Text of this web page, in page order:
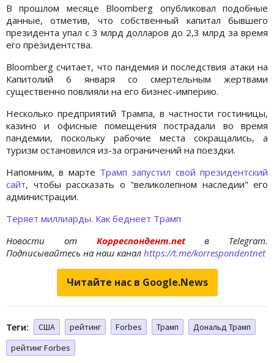
В прошлом месяце Bloomberg опубликовал подобные
данные, отметив, что собственный капитал бывшего
президента упал с 3 млрд долларов до 2,3 млрд за время
его президентства.
Bloomberg считает, что пандемия и последствия атаки на
Капитолий 6 января со смертельным жертвами
существенно повлияли на его бизнес-империю.
Несколько предприятий Трампа, в частности гостиницы,
казино и офисные помещения пострадали во время
пандемии, поскольку рабочие места сокращались, а
туризм остановился из-за ограничений на поездки.
Напомним, в марте Трамп запустил свой президентский
сайт, чтобы рассказать о "великолепном наследии" его
администрации.
Теряет миллиарды. Как беднеет Трамп
Новости отКорреспондент.netв Telegram.
Подписывайтесь на наш канал https://t.me/korrespondentnet
Читайте нас в Google.News
Теги: США рейтинг Forbes Трамп
Дональд Трамп
рейтинг Forbes